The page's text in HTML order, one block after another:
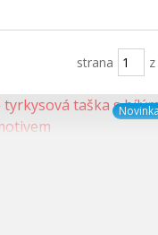
strana z